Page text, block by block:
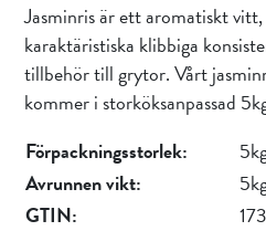
Jasminris är ett aromatiskt
karaktäristiska klibbiga
tillbehör till grytor. Vårt
kommer i storköksanpassad
Förpackningsstorlek:
Avrunnen vikt:
GTIN: